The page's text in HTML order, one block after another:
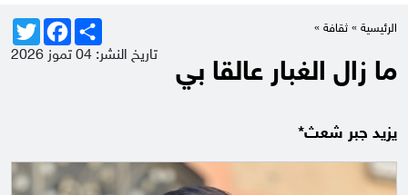
الرئيسية » ثقافة »
FacebookShare
تاريخ النشر: 04 تموز 2026
ما زال الغبار عالقا بي
يزيد جبر شعث*